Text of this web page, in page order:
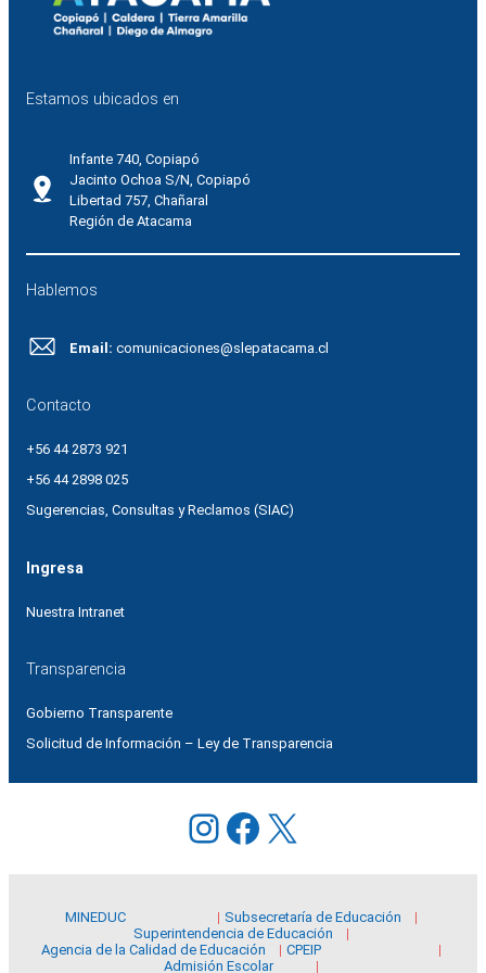
Estamos ubicados en
Infante 740, Copiapó
Jacinto Ochoa S/N, Copiapó
Libertad 757, Chañaral
Región de Atacama
Hablemos
Email: comunicaciones@slepatacama.cl
Contacto
+56 44 2873 921
+56 44 2898 025
Sugerencias, Consultas y Reclamos (SIAC)
Ingresa
Nuestra Intranet
Transparencia
Gobierno Transparente
Solicitud de Información – Ley de Transparencia
Instagram
Facebook
X
MINEDUC
Subsecretaría de Educación
Superintendencia de Educación
Agencia de la Calidad de Educación
CPEIP
Admisión Escolar